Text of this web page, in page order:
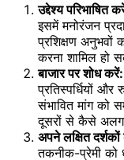
उद्देश्य परिभाषित
इसमें मनोरंजन
प्रशिक्षण अनुभवों
करना शामिल हो
बाजार पर शोध करें:
प्रतिस्पर्धियों
संभावित मांग को
दूसरों से कैसे
अपने लक्षित
तकनीक-प्रेमी को